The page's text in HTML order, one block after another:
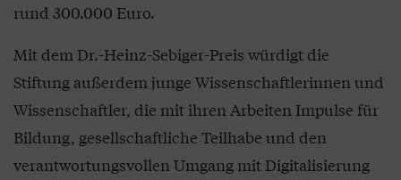
rund 300.000 Euro.
Mit dem Dr.-Heinz-Sebiger-Preis würdigt die
Stiftung außerdem junge Wissenschaftlerinnen und
Wissenschaftler, die mit ihren Arbeiten Impulse für
Bildung, gesellschaftliche Teilhabe und den
verantwortungsvollen Umgang mit Digitalisierung